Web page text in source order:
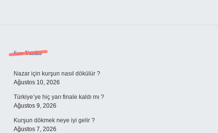
Sidebar
Son Yazılar
Nazar için kurşun nasıl dökülür ?
Ağustos 10, 2026
Türkiye’ye hiç yarı finale kaldı mı ?
Ağustos 9, 2026
Kurşun dökmek neye iyi gelir ?
Ağustos 7, 2026